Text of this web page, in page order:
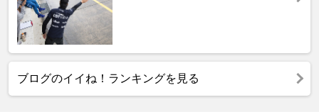
ブログのイイね！ランキングを見る